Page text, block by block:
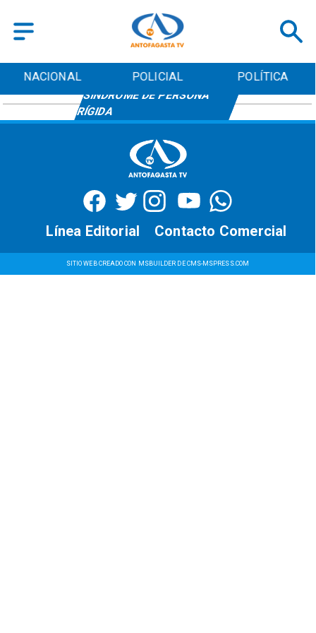
NACIONAL POLICIAL POLÍTICA
SÍNDROME DE PERSONA
RÍGIDA
SITIO WEB CREADO CON MSBUILDER DE CMS-MSPRESS.COM
Contacto Comercial
Línea Editorial